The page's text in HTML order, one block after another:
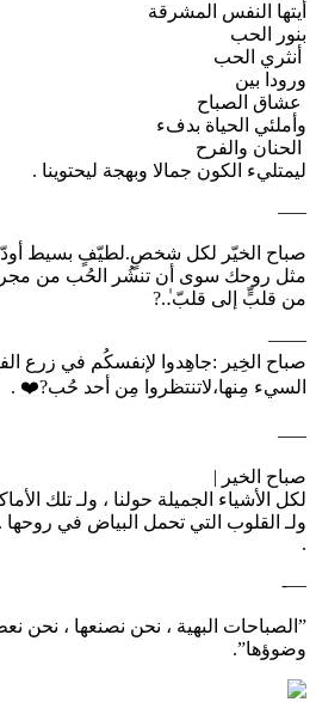
‏أيتها النفس المشرقة
‏بنور الحب
‏ أنثري الحب
‏ورودا بين
‏⁧ عشاق الصباح ⁩
‏وأملئي الحياة بدفء
‏ الحنان والفرح
‏ليمتليء الكون جمالا وبهجة ليحتوينا .
—–
صباح الخيّر لكل شخصٍ.لطيّفٍ بسيط أودّ
مثل روحك سوى أن تنشُر الحُب من
من قلبٍّ إلى قلبّ.ٰ.?
——
صباح الخِير :جاهِدوا لإنفسكُم في زرع
السيء مِنها،لاتنتظروا مِن أحد حُب?❤️ .
—–
‏صباح الخير |
‏لكل الأشياء الجميلة حولنا ، ولـ تلك
ولـ القلوب التي تحمل البياض في روحها
‏.
—-
‏”الصباحات البهية ، ‏نحن نصنعها ، نحن
وضوؤها”.